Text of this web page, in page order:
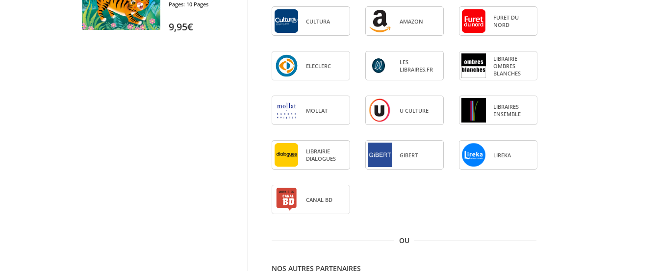
Pages: 10 Pages
9,95€ CULTURA AMA­ZON
FURET DU
NORD
ELE­CLERC
LES
LIBRAIRES.FR
LIBRAI­RIE
OMBRES
BLANCHES
MOL­LAT U CULTURE
LIBRAIRES
ENSEMBLE
LIBRAI­RIE
DIA­LOGUES
GIBERT LIREKA
CANAL BD
OU
NOS AUTRES PARTENAIRES